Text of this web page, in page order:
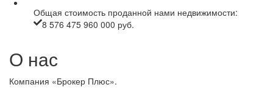
Общая стоимость проданной нами недвижимости:
8 576 475 960 000 руб.
О нас
Компания «Брокер Плюс».